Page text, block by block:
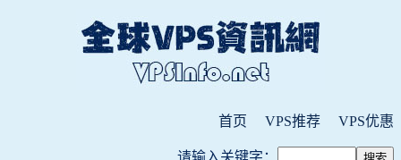
首页 VPS推荐 VPS优惠
请输入关键字：